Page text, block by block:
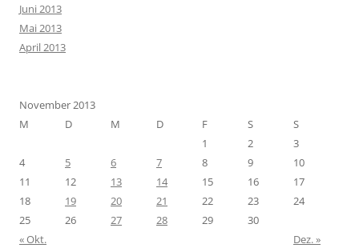
Juni 2013
Mai 2013
April 2013
November 2013
M
D M D F S
S
1
2
3
4
5 6 7 8 9
10
11
12 13 14 15 16
17
18
19 20 21 22 23
24
25
26 27 28 29
30
« Okt.
Dez. »